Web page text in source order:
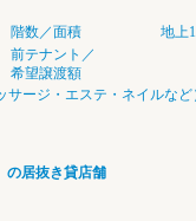
階数／面積
地上
前テナント／
希望譲渡額
サージ・エステ・ネイルなど
の居抜き貸店舗